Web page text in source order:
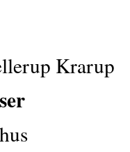
Krarup